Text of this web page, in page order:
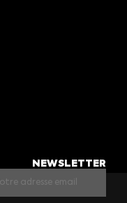
NEWSLETTER